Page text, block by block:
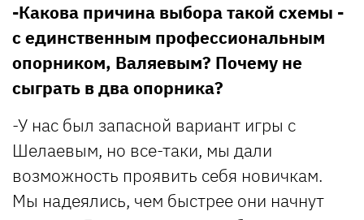
-Какова причина выбора такой схемы -
с единственным профессиональным
опорником, Валяевым? Почему не
сыграть в два опорника?
-У нас был запасной вариант игры с
Шелаевым, но все-таки, мы дали
возможность проявить себя новичкам.
Мы надеялись, чем быстрее они начнут